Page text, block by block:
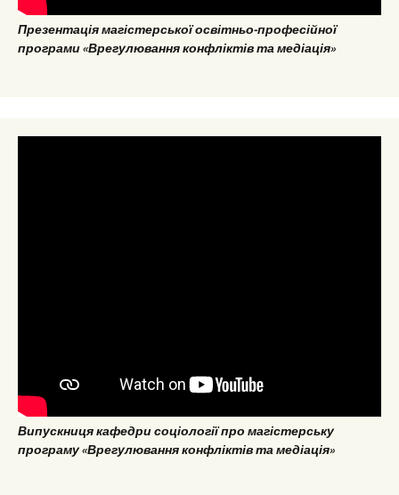
Презентація магістерської освітньо-професійної
програми «Врегулювання конфліктів та медіація»
Випускниця кафедри соціології про магістерську
програму «Врегулювання конфліктів та медіація»